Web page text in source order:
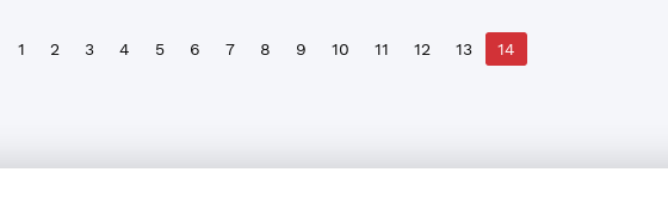
1 2 3 4 5 6 7 8 9 10 11 12 13 14